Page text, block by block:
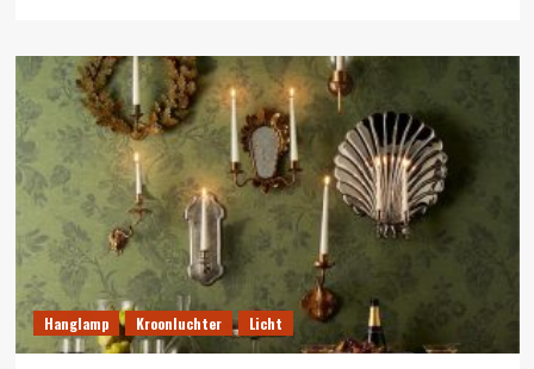
Activa
van
Vertigo
Interiors
UK
samenvoegen
Hanglamp Kroonluchter Licht